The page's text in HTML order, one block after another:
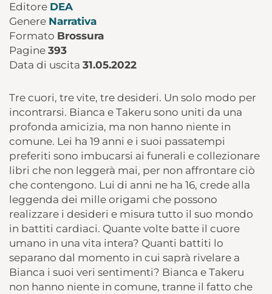
Editore DEA
Genere Narrativa
Formato Brossura
Pagine 393
Data di uscita 31.05.2022
Tre cuori, tre vite, tre desideri. Un solo modo per
incontrarsi. Bianca e Takeru sono uniti da una
profonda amicizia, ma non hanno niente in
comune. Lei ha 19 anni e i suoi passatempi
preferiti sono imbucarsi ai funerali e collezionare
libri che non leggerà mai, per non affrontare ciò
che contengono. Lui di anni ne ha 16, crede alla
leggenda dei mille origami che possono
realizzare i desideri e misura tutto il suo mondo
in battiti cardiaci. Quante volte batte il cuore
umano in una vita intera? Quanti battiti lo
separano dal momento in cui saprà rivelare a
Bianca i suoi veri sentimenti? Bianca e Takeru
non hanno niente in comune, tranne il fatto che